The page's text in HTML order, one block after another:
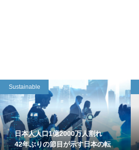
Sustainable
日本人人口1億2000万人割れ
42年ぶりの節目が示す日本の転